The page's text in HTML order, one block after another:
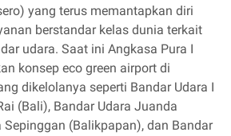
yang terus memantapkan diri
berstandar kelas dunia terkait
udara. Saat ini Angkasa Pura I
konsep eco green airport di
dikelolanya seperti Bandar Udara I
(Bali), Bandar Udara Juanda
Sepinggan (Balikpapan), dan Bandar